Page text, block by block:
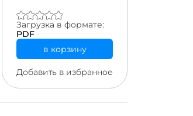
Загрузка в формате:
PDF
в корзину
Добавить в избранное